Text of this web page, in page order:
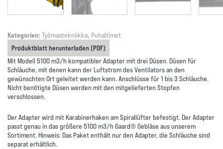
Mit Modell 5100 m3/h kompatibler Adapter mit drei Düsen. Düsen für
Schläuche, mit denen kann der Luftstrom des Ventilators an den
gewünschten Ort geleitet werden kann. Anschlüsse für 1 bis 3 Schläuche.
Nicht benötigte Düsen werden mit den mitgelieferten Stopfen
verschlossen.
Der Adapter wird mit Karabinerhaken am Spirallüfter befestigt. Der Adapter
passt genau in das größere 5100 m3/h Gaard® Gebläse aus unserem
Sortiment. Hinweis: Das Paket enthält nur den Adapter, die Schläuche sind
separat erhältlich.
Kategorien: Työmaatekniikka, Puhaltimet
Produktblatt herunterladen (PDF)